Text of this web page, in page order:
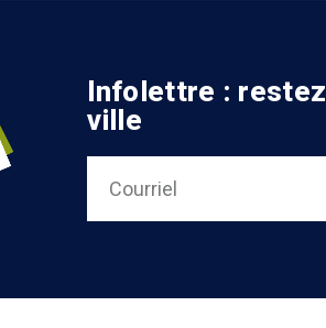
Infolettre :
ville